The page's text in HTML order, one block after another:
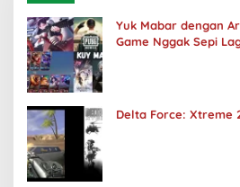
Yuk Mabar dengan
Game Nggak Sepi
Delta Force: Xtreme